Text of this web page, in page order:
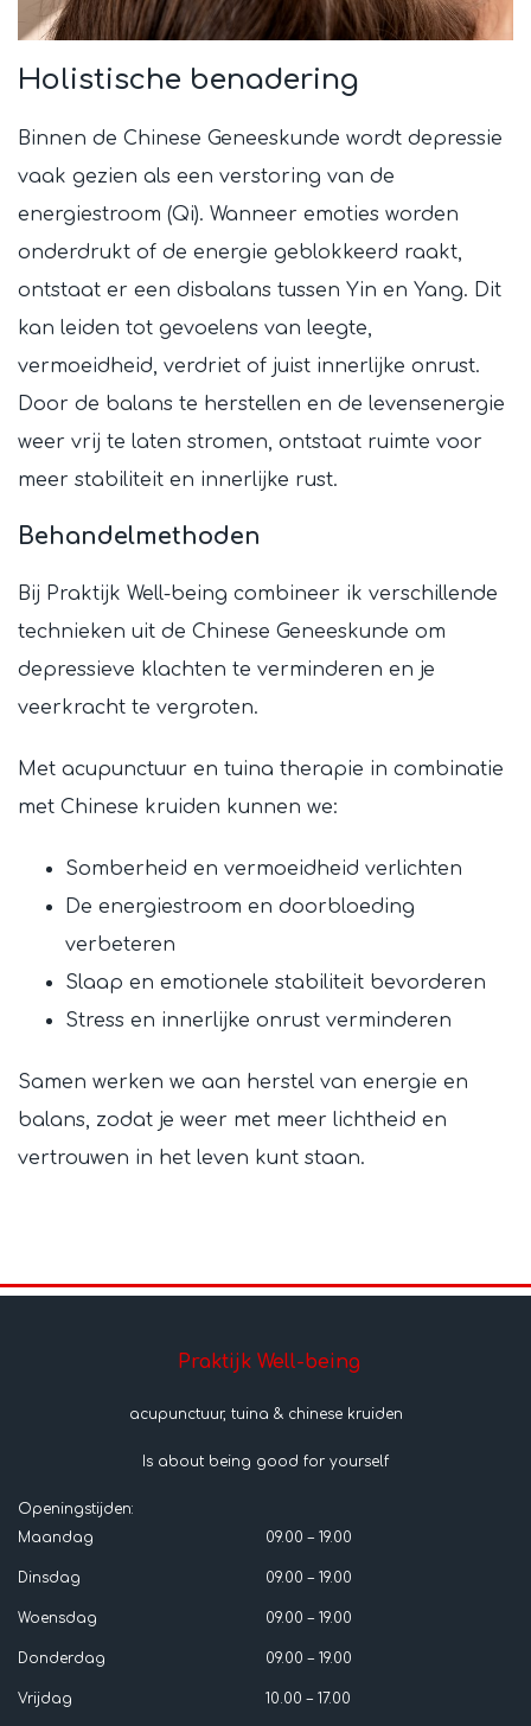
Holistische benadering
Binnen de Chinese Geneeskunde wordt depressie
vaak gezien als een verstoring van de
energiestroom (Qi). Wanneer emoties worden
onderdrukt of de energie geblokkeerd raakt,
ontstaat er een disbalans tussen Yin en Yang. Dit
kan leiden tot gevoelens van leegte,
vermoeidheid, verdriet of juist innerlijke onrust.
Door de balans te herstellen en de levensenergie
weer vrij te laten stromen, ontstaat ruimte voor
meer stabiliteit en innerlijke rust.
Behandelmethoden
Bij Praktijk Well-being combineer ik verschillende
technieken uit de Chinese Geneeskunde om
depressieve klachten te verminderen en je
veerkracht te vergroten.
Met acupunctuur en tuina therapie in combinatie
met Chinese kruiden kunnen we:
Somberheid en vermoeidheid verlichten
De energiestroom en doorbloeding
verbeteren
Slaap en emotionele stabiliteit bevorderen
Stress en innerlijke onrust verminderen
Samen werken we aan herstel van energie en
balans, zodat je weer met meer lichtheid en
vertrouwen in het leven kunt staan.
Praktijk Well-being
acupunctuur, tuina & chinese kruiden
Is about being good for yourself
Openingstijden:
Maandag
09.00 – 19.00
Dinsdag 09.00 – 19.00
Woensdag 09.00 – 19.00
Donderdag 09.00 – 19.00
Vrijdag 10.00 – 17.00